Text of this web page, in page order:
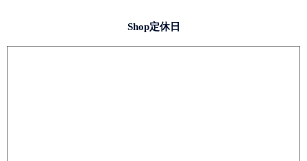
Shop定休日